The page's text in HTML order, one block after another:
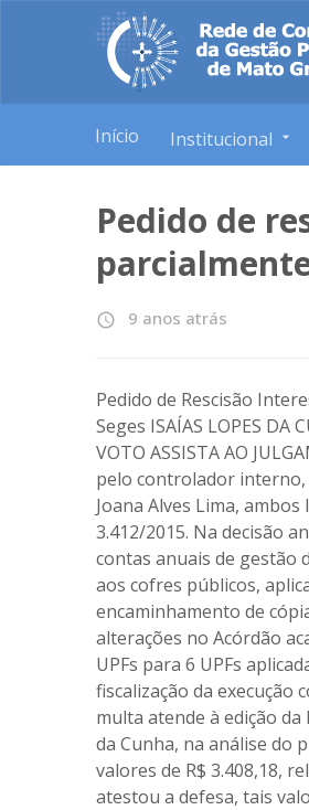
Início Institucional
Pedido de
access_time 9 anos atrás
Pedido de Rescisão
Seges ISAÍAS LOPES DA
VOTO ASSISTA AO
pelo controlador interno,
Joana Alves Lima,
3.412/2015. Na decisão
contas anuais de gestão
aos cofres públicos,
encaminhamento de
alterações no Acórdão
UPFs para 6 UPFs
fiscalização da
multa atende à edição
da Cunha, na análise do
valores de R$ 3.408,18,
atestou a defesa, tais